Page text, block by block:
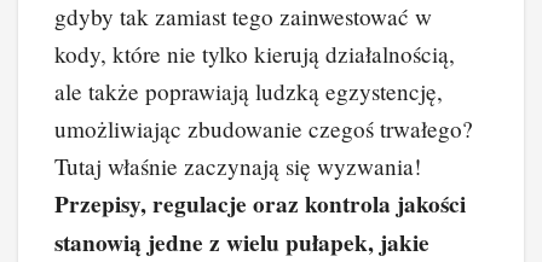
gdyby tak zamiast tego zainwestować w
kody, które nie tylko kierują działalnością,
ale także poprawiają ludzką egzystencję,
umożliwiając zbudowanie czegoś trwałego?
Tutaj właśnie zaczynają się wyzwania!
Przepisy, regulacje oraz kontrola jakości
stanowią jedne z wielu pułapek, jakie